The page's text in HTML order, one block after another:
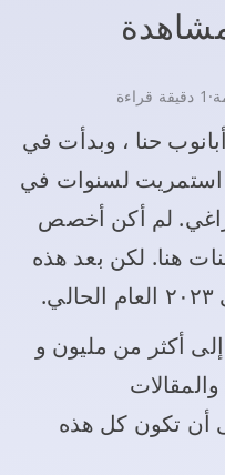
· 1 دقيقة قراءة
موقع أبانوب حنا ، وبدأت في
استمريت لسنوات في
لم أكن أخصص
هنا. لكن بعد هذه
أكثر من مليون و
والمقالات
أن تكون كل هذه